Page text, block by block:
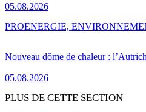
05.08.2026
Nouveau dôme de chaleur :
05.08.2026
PROENERGIE,
PLUS DE CETTE SECTION